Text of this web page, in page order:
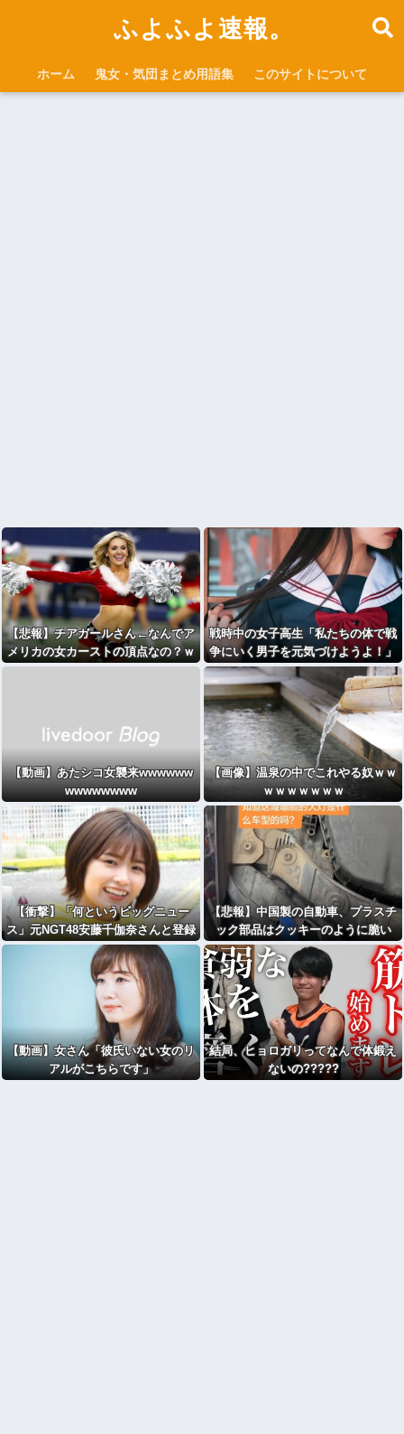
ふよふよ速報。
ホーム 鬼女・気団まとめ用語集 このサイトについて
【悲報】チアガールさん←なんでア
メリカの女カーストの頂点なの？ｗ
ｗｗｗｗｗｗｗｗｗ
戦時中の女子高生「私たちの体で戦
争にいく男子を元気づけようよ！」
←これ♡♡♡
【動画】あたシコ女襲来wwwwww
wwwwwwww
【画像】温泉の中でこれやる奴ｗｗ
ｗｗｗｗｗｗｗ
【衝撃】「何というビッグニュー
ス」元NGT48安藤千伽奈さんと登録
者83万人YouTuberくらっし社長さ
んが結婚ｗｗｗｗｗｗｗｗｗｗ
【悲報】中国製の自動車、プラスチ
ック部品はクッキーのように脆い
【動画】女さん「彼氏いない女のリ
アルがこちらです」
結局、ヒョロガリってなんで体鍛え
ないの?????